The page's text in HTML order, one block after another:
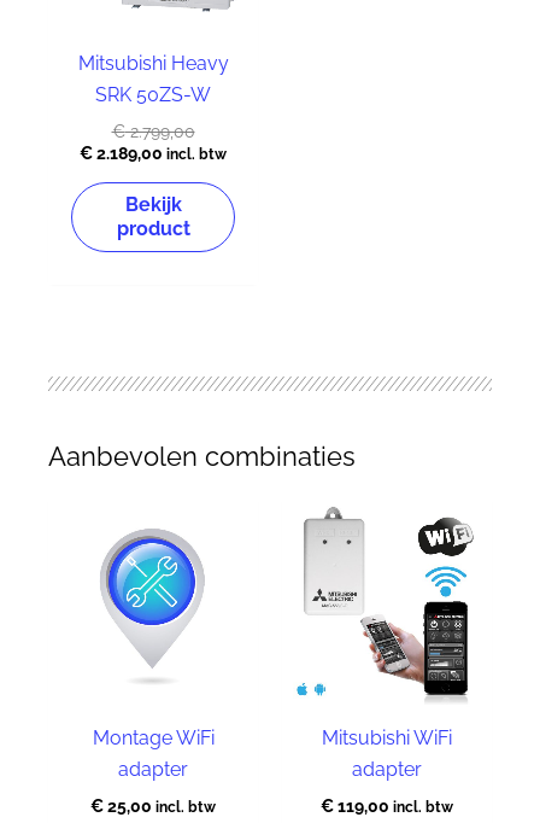
Mitsubishi Heavy
SRK 50ZS-W
€2.799,00
€2.189,00 incl. btw
Bekijk
product
Aanbevolen combinaties
Montage WiFi
adapter
€25,00 incl. btw
Mitsubishi WiFi
adapter
€119,00 incl. btw